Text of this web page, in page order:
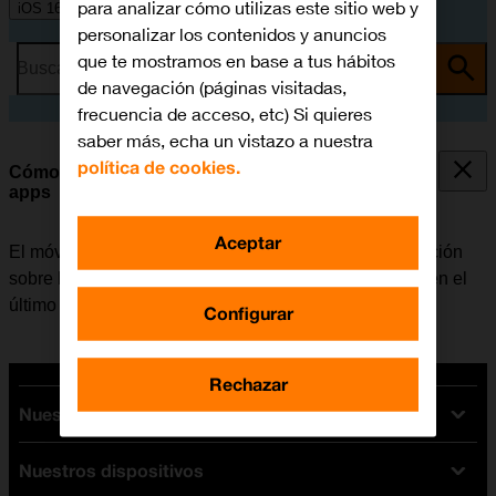
iOS 16.0
Busca por problema o tema
Cómo utilizar la supervisión de la actividad de las
apps
El móvil se puede configurar para que guarde información
sobre los datos a los que las apps han tenido acceso en el
último período.
Nuestras tarifas
Tarifas Orange
Nuestros dispositivos
para analizar cómo utilizas este sitio web y
personalizar los contenidos y anuncios
que te mostramos en base a tus hábitos
de navegación (páginas visitadas,
frecuencia de acceso, etc) Si quieres
saber más, echa un vistazo a nuestra
política de cookies.
Configurar
Rechazar
Aceptar